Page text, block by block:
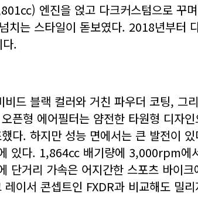
엔진을 얹고 다크커스텀으로 꾸
는 스타일이 돋보였다. 2018년부터
.
드 블랙 컬러와 거친 파우더 코팅, 그
픈형 에어필터는 얌전한 타원형 디자
다. 하지만 성능 면에서는 큰 발전이
있다. 1,864cc 배기량에 3,000rpm
거리 가속은 어지간한 스포츠 바이
이서 콘셉트인 FXDR과 비교해도 밀